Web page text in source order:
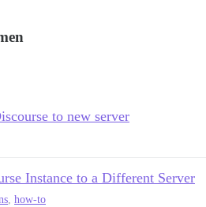
to new server
Instance to a Different Server
, how-to